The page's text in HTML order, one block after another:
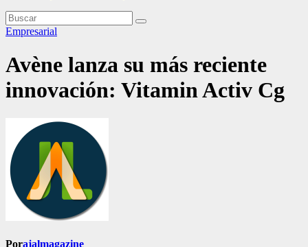
Empresarial
Avène lanza su más reciente
innovación: Vitamin Activ Cg
Porajalmagazine